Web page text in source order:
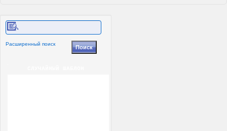
Расширенный поиск